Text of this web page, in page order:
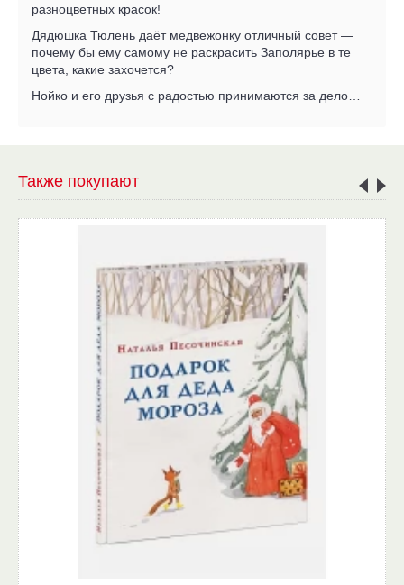
разноцветных красок!
Дядюшка Тюлень даёт медвежонку отличный совет —
почему бы ему самому не раскрасить Заполярье в те
цвета, какие захочется?
Нойко и его друзья с радостью принимаются за дело…
Также покупают